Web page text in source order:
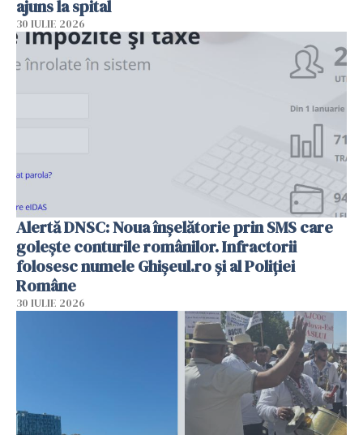
ajuns la spital
30 IULIE 2026
Alertă DNSC: Noua înșelătorie prin SMS care
golește conturile românilor. Infractorii
folosesc numele Ghișeul.ro și al Poliției
Române
30 IULIE 2026